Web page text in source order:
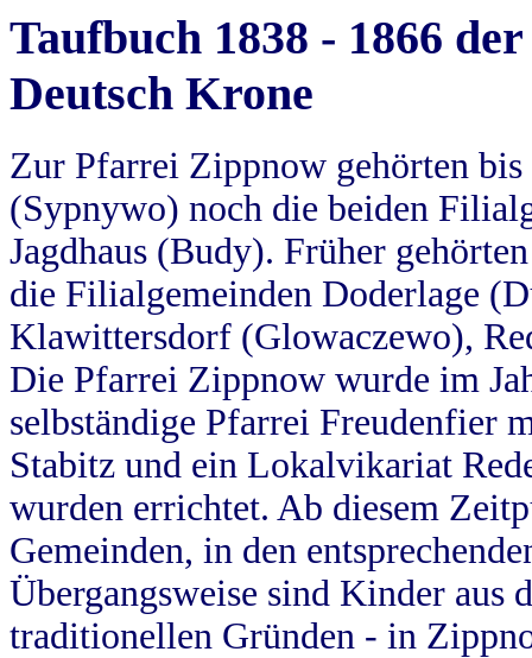
Taufbuch 1838 - 1866
Deutsch Krone
Zur Pfarrei Zippnow gehörten
(Sypnywo) noch die beiden
Jagdhaus (Budy). Früher
die Filialgemeinden Doderlage
Klawittersdorf (Glowaczewo),
Die Pfarrei Zippnow wurde im
selbständige Pfarrei Freudenfier
Stabitz und ein Lokalvikariat
wurden errichtet. Ab diesem
Gemeinden, in den
Übergangsweise sind Kinder aus
traditionellen Gründen - in